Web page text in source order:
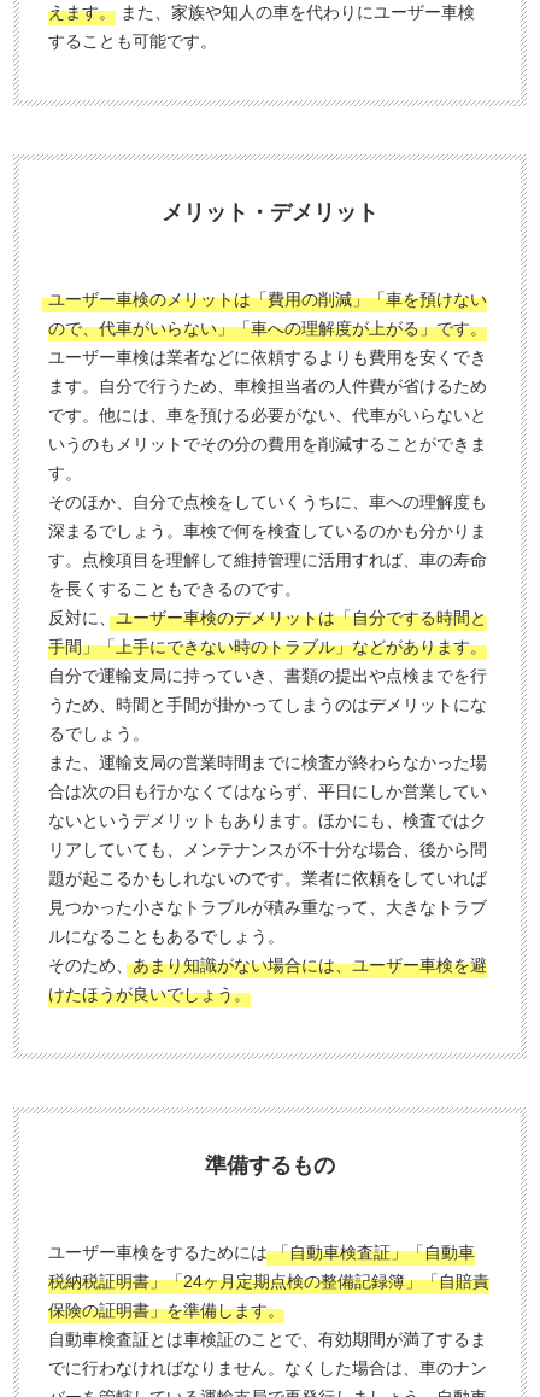
査
定
込
談
えます。 また、家族や知人の車を代わりにユーザー車検
することも可能です。
メリット・デメリット
ユーザー車検のメリットは「費用の削減」「車を預けない
ので、代車がいらない」「車への理解度が上がる」です。
ユーザー車検は業者などに依頼するよりも費用を安くでき
ます。自分で行うため、車検担当者の人件費が省けるため
です。他には、車を預ける必要がない、代車がいらないと
いうのもメリットでその分の費用を削減することができま
す。
そのほか、自分で点検をしていくうちに、車への理解度も
深まるでしょう。車検で何を検査しているのかも分かりま
す。点検項目を理解して維持管理に活用すれば、車の寿命
を長くすることもできるのです。
反対に、ユーザー車検のデメリットは「自分でする時間と
手間」「上手にできない時のトラブル」などがあります。
自分で運輸支局に持っていき、書類の提出や点検までを行
うため、時間と手間が掛かってしまうのはデメリットにな
るでしょう。
また、運輸支局の営業時間までに検査が終わらなかった場
合は次の日も行かなくてはならず、平日にしか営業してい
ないというデメリットもあります。ほかにも、検査ではク
リアしていても、メンテナンスが不十分な場合、後から問
題が起こるかもしれないのです。業者に依頼をしていれば
見つかった小さなトラブルが積み重なって、大きなトラブ
ルになることもあるでしょう。
そのため、あまり知識がない場合には、ユーザー車検を避
けたほうが良いでしょう。
準備するもの
ユーザー車検をするためには「自動車検査証」「自動車
税納税証明書」「24ヶ月定期点検の整備記録簿」「自賠責
保険の証明書」を準備します。
自動車検査証とは車検証のことで、有効期間が満了するま
でに行わなければなりません。なくした場合は、車のナン